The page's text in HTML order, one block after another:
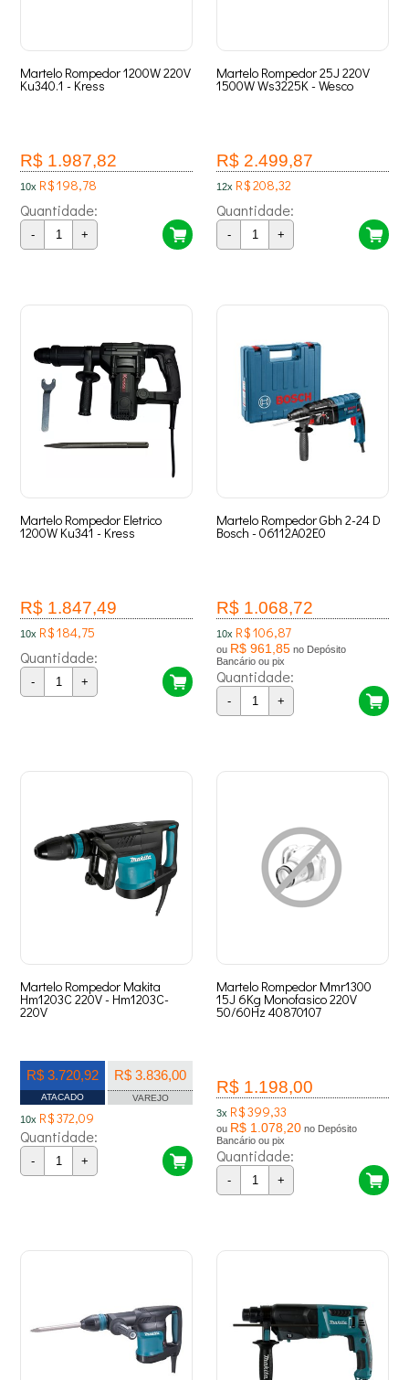
Martelo Rompedor 1200W 220V
Ku340.1 - Kress
R$ 1.987,82
10x R$ 198,78
Quantidade:
- +
Martelo Rompedor 25J 220V
1500W Ws3225K - Wesco
R$ 2.499,87
12x R$ 208,32
Quantidade:
- +
Martelo Rompedor Eletrico
1200W Ku341 - Kress
R$ 1.847,49
10x R$ 184,75
Quantidade:
- +
Martelo Rompedor Gbh 2-24 D
Bosch - 06112A02E0
R$ 1.068,72
10x R$ 106,87
ou R$ 961,85 no Depósito
Bancário ou pix
Quantidade:
- +
Martelo Rompedor Makita
Hm1203C 220V - Hm1203C-
220V
R$ 3.720,92
ATACADO
R$ 3.836,00
VAREJO
10x R$ 372,09
Quantidade:
- +
Martelo Rompedor Mmr1300
15J 6Kg Monofasico 220V
50/60Hz 40870107
R$ 1.198,00
3x R$ 399,33
ou R$ 1.078,20 no Depósito
Bancário ou pix
Quantidade:
- +